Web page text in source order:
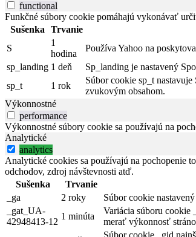
functional
Funkčné súbory cookie pomáhajú vykonávať
Sušenka
Trvanie
S
1
hodina
Používa Yahoo na
sp_landing 1 deň
Sp_landing je nastavený
sp_t
1 rok
Súbor cookie sp_t
zvukovým obsahom.
Výkonnostné
performance
Výkonnostné súbory cookie sa používajú na
Analytické
analytics
Analytické cookies sa používajú na pochopenie
odchodov, zdroj návštevnosti atď.
Sušenka
Trvanie
_ga
2 roky
Súbor cookie
_gat_UA-
42948413-12
1 minúta
Variácia súboru cookie
merať výkonnosť
Súbor cookie _gid